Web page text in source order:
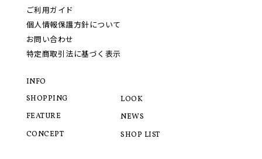
ご利用ガイド
個人情報保護方針について
お問い合わせ
特定商取引法に基づく表示
INFO
SHOPPING
FEATURE
CONCEPT
LOOK
NEWS
SHOP LIST